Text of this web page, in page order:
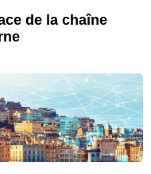
de la chaîne